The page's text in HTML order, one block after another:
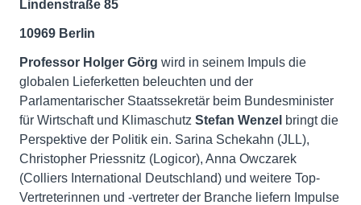
Lindenstraße 85
10969 Berlin
Professor Holger Görg wird in seinem Impuls die
globalen Lieferketten beleuchten und der
Parlamentarischer Staatssekretär beim Bundesminister
für Wirtschaft und Klimaschutz Stefan Wenzel bringt die
Perspektive der Politik ein. Sarina Schekahn (JLL),
Christopher Priessnitz (Logicor), Anna Owczarek
(Colliers International Deutschland) und weitere Top-
Vertreterinnen und -vertreter der Branche liefern Impulse